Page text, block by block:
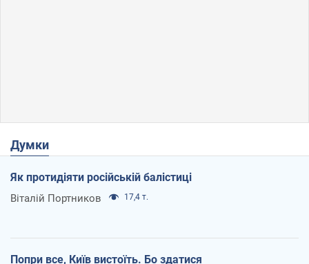
Думки
Як протидіяти російській балістиці
Віталій Портников 17,4 т.
Попри все, Київ вистоїть. Бо здатися